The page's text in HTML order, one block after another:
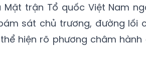
Mặt trận Tổ quốc Việt Nam
sát chủ trương, đường lối
hiện rõ phương châm